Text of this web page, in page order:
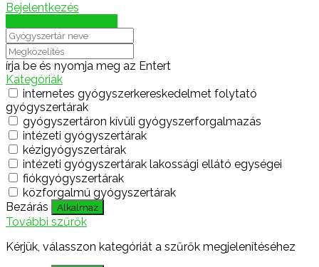
Bejelentkezés
írja be és nyomja meg az Entert
Kategóriák
internetes gyógyszerkereskedelmet folytató
gyógyszertárak
gyógyszertáron kívüli gyógyszerforgalmazás
intézeti gyógyszertárak
kézigyógyszertárak
intézeti gyógyszertárak lakossági ellátó egységei
fiókgyógyszertárak
közforgalmú gyógyszertárak
Bezárás
Alkalmaz
További szűrők
Kérjük, válasszon kategóriát a szűrők megjelenítéséhez